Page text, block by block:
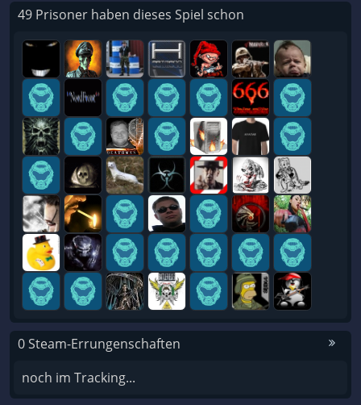
49 Prisoner haben dieses Spiel schon
0 Steam-Errungenschaften
noch im Tracking...